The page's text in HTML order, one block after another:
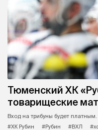
Тюменский ХК
товарищеские
Вход на трибуны будет платным.
#ХК Рубин
#Рубин #ВХЛ